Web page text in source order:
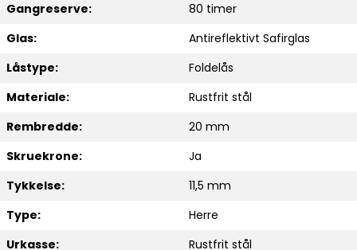
Gangreserve:
80 timer
Glas:
Antireflektivt Safirglas
Låstype:
Foldelås
Materiale:
Rustfrit stål
Rembredde:
20 mm
Skruekrone:
Ja
Tykkelse:
11,5 mm
Type:
Herre
Urkasse:
Rustfrit stål